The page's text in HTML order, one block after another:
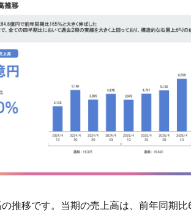
推移です。当期の売上高は、前年同期